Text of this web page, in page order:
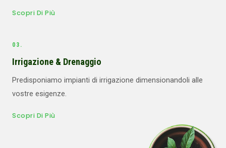
Scopri Di Più
03.
Irrigazione & Drenaggio
Predisponiamo impianti di irrigazione dimensionandoli alle
vostre esigenze.
Scopri Di Più